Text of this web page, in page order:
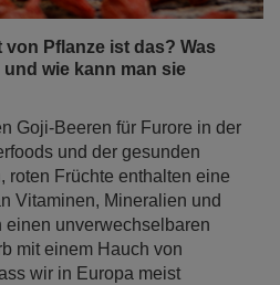
Goji-Beeren für Furore in der
und der gesunden
Früchte enthalten eine
Vitaminen, Mineralien und
unverwechselbaren
mit einem Hauch von
wir in Europa meist
während sie in den
ursprünglich herkommen,